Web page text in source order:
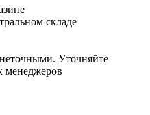
складе
Уточняйте
менеджеров